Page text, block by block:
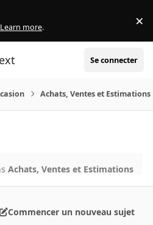
Learn more. ×
Se connecter
Achats, Ventes et Estimations
Achats, Ventes et Estimations
Commencer un nouveau sujet